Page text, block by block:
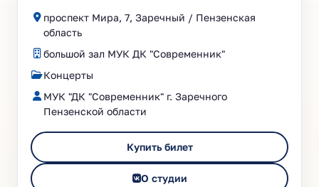
проспект Мира, 7, Заречный / Пензенская
область
большой зал МУК ДК "Современник"
Концерты
МУК "ДК "Современник" г. Заречного
Пензенской области
Купить билет
О студии